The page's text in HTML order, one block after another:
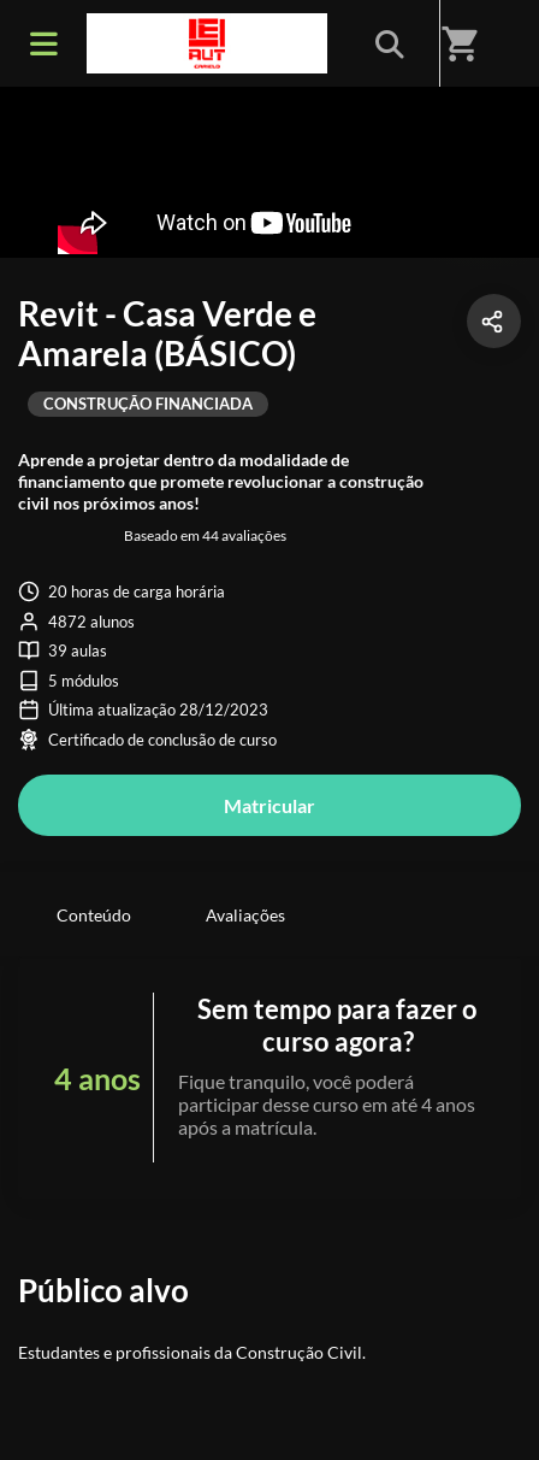
shopping_cart
Revit - Casa Verde e
Amarela (BÁSICO)
Aprende a projetar dentro da modalidade de
financiamento que promete revolucionar a construção
civil nos próximos anos!
Baseado em 44 avaliações
CONSTRUÇÃO FINANCIADA
20 horas de carga horária
4872 alunos
39 aulas
5 módulos
Última atualização 28/12/2023
Certificado de conclusão de curso
Matricular
Conteúdo Avaliações
4 anos
Sem tempo para fazer o
curso agora?
Fique tranquilo, você poderá
participar desse curso em até 4 anos
após a matrícula.
Público alvo
Estudantes e profissionais da Construção Civil.